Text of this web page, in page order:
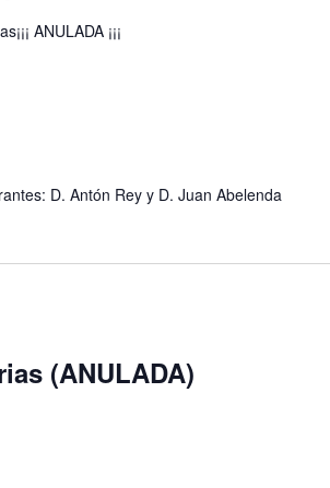
ANULADA ¡¡¡
D. Antón Rey y D. Juan Abelenda
(ANULADA)